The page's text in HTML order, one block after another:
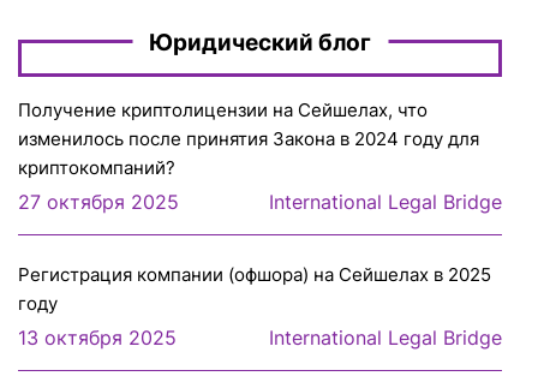
Юридический блог
Получение криптолицензии на Сейшелах, что
изменилось после принятия Закона в 2024 году для
криптокомпаний?
27 октября 2025 International Legal Bridge
Регистрация компании (офшора) на Сейшелах в 2025
году
13 октября 2025 International Legal Bridge